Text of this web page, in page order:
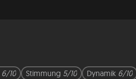
6/10 Stimmung 5/10 Dynamik 6/10